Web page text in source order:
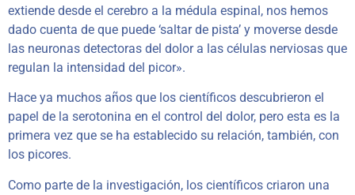
extiende desde el cerebro a la médula espinal, nos hemos
dado cuenta de que puede ‘saltar de pista’ y moverse desde
las neuronas detectoras del dolor a las células nerviosas que
regulan la intensidad del picor».
Hace ya muchos años que los científicos descubrieron el
papel de la serotonina en el control del dolor, pero esta es la
primera vez que se ha establecido su relación, también, con
los picores.
Como parte de la investigación, los científicos criaron una